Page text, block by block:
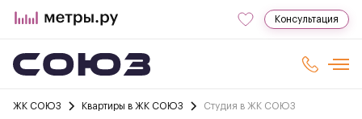
Консультация
ЖК СОЮЗ Квартиры в ЖК СОЮЗ Студия в ЖК СОЮЗ